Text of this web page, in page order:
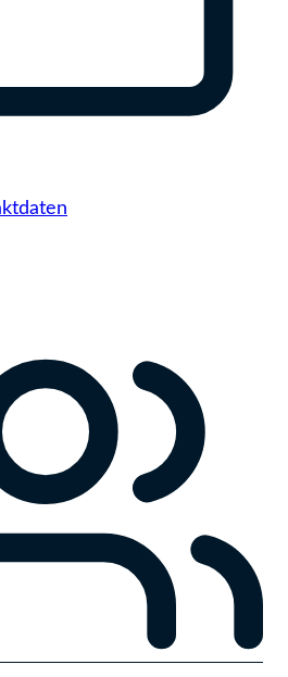
existieren. Das bedeutet:
Struktur statt reiner
Inhalte, die sowohl
erkannt als auch von KI-
und von Menschen
in der
helfen
Kombi